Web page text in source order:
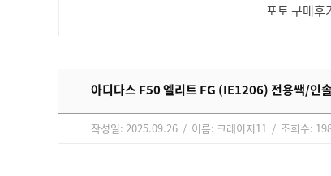
포토 구매후
아디다스 F50 엘리트 FG (IE1206) 전용쌕/인
작성일: 2025.09.26 / 이름: 크레이지11 / 조회수: